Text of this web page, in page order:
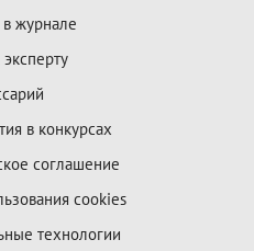
журнале
в конкурсах
соглашение
cookies
технологии